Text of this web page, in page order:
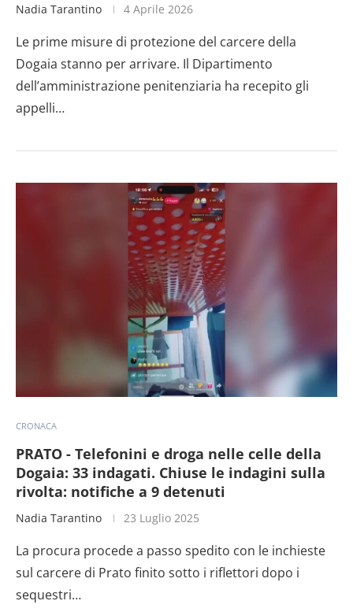
Nadia Tarantino 4 Aprile 2026
Le prime misure di protezione del carcere della
Dogaia stanno per arrivare. Il Dipartimento
dell’amministrazione penitenziaria ha recepito gli
appelli…
CRONACA
PRATO - Telefonini e droga nelle celle della
Dogaia: 33 indagati. Chiuse le indagini sulla
rivolta: notifiche a 9 detenuti
Nadia Tarantino 23 Luglio 2025
La procura procede a passo spedito con le inchieste
sul carcere di Prato finito sotto i riflettori dopo i
sequestri…